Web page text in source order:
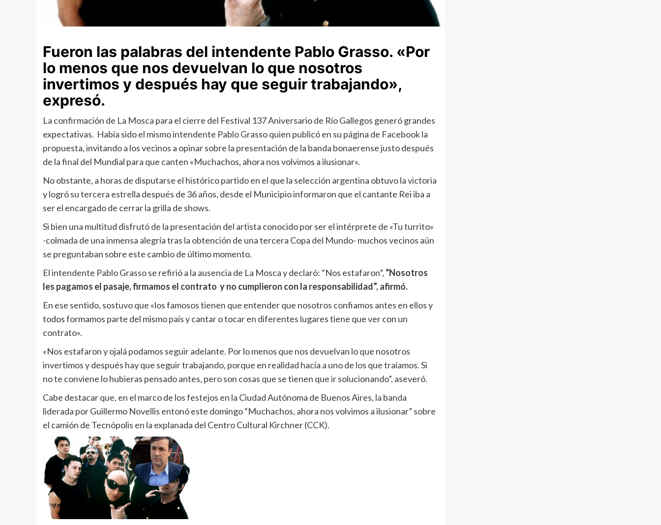
Fueron las palabras del intendente Pablo Grasso. «Por
lo menos que nos devuelvan lo que nosotros
invertimos y después hay que seguir trabajando»,
expresó.
La confirmación de La Mosca para el cierre del Festival 137 Aniversario de Río Gallegos generó grandes
expectativas. Había sido el mismo intendente Pablo Grasso quien publicó en su página de Facebook la
propuesta, invitando a los vecinos a opinar sobre la presentación de la banda bonaerense justo después
de la final del Mundial para que canten «Muchachos, ahora nos volvimos a ilusionar».
No obstante, a horas de disputarse el histórico partido en el que la selección argentina obtuvo la victoria
y logró su tercera estrella después de 36 años, desde el Municipio informaron que el cantante Rei iba a
ser el encargado de cerrar la grilla de shows.
Si bien una multitud disfrutó de la presentación del artista conocido por ser el intérprete de «Tu turrito»
-colmada de una inmensa alegría tras la obtención de una tercera Copa del Mundo- muchos vecinos aún
se preguntaban sobre este cambio de último momento.
El intendente Pablo Grasso se refirió a la ausencia de La Mosca y declaró: “Nos estafaron”, “Nosotros
les pagamos el pasaje, firmamos el contrato y no cumplieron con la responsabilidad”, afirmó.
En ese sentido, sostuvo que «los famosos tienen que entender que nosotros confiamos antes en ellos y
todos formamos parte del mismo país y cantar o tocar en diferentes lugares tiene que ver con un
contrato».
«Nos estafaron y ojalá podamos seguir adelante. Por lo menos que nos devuelvan lo que nosotros
invertimos y después hay que seguir trabajando, porque en realidad hacía a uno de los que traíamos. Si
no te conviene lo hubieras pensado antes, pero son cosas que se tienen que ir solucionando”, aseveró.
Cabe destacar que, en el marco de los festejos en la Ciudad Autónoma de Buenos Aires, la banda
liderada por Guillermo Novellis entonó este domingo “Muchachos, ahora nos volvimos a ilusionar” sobre
el camión de Tecnópolis en la explanada del Centro Cultural Kirchner (CCK).